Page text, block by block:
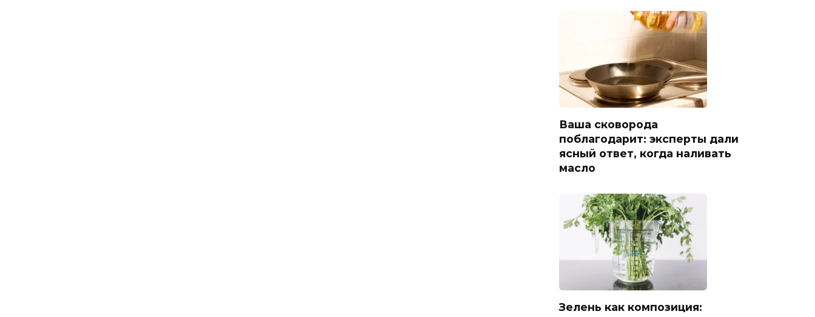
Ваша сковорода
поблагодарит: эксперты дали
ясный ответ, когда наливать
масло
Зелень как композиция: